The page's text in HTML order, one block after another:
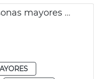
Visita obras centro personas mayores Sant Antoni València